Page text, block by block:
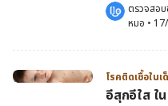
ตรวจสอ
หมอ •
โรคติดเชื้อในเ
อีสุกอีใส ใ